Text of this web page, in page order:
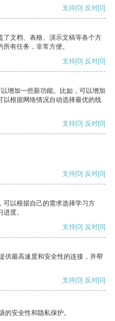
支持[0] 反对[0]
了文档、表格、演示文稿等各个方
有任务，非常方便。
支持[0] 反对[0]
增加一些新功能。比如，可以增加
以根据网络情况自动选择最优的线
支持[0] 反对[0]
支持[0] 反对[0]
可以根据自己的需求选择学习方
度。
支持[0] 反对[0]
供最高速度和安全性的连接，并帮
支持[0] 反对[0]
安全性和隐私保护。